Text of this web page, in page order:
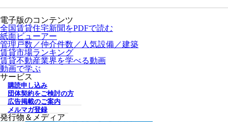
電子版のコンテンツ
全国賃貸住宅新聞をPDFで読む
紙面ビューアー
管理戸数／仲介件数／人気設備／建築
賃貸市場ランキング
賃貸不動産業界を学べる動画
動画で学ぶ
サービス
購読申し込み
団体契約をご検討の方
広告掲載のご案内
メルマガ登録
発行物＆メディア